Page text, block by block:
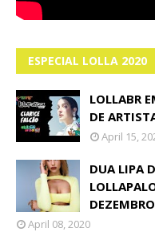
ESPECIAL LOLLA 2020
LOLLABR
DE
April 15,
DUA LIPA
DEZEMBRO
April 08, 2020